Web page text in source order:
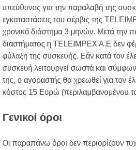
υπεύθυνος για την παραλαβή της
εγκαταστάσεις του σέρβις της
χρονικό διάστημα 3 μηνών. Μετά την
διαστήματος η TELEIMPEX A.E δεν
φύλαξη της συσκευής. Εάν κατά τον
συσκευή λειτουργεί σωστά και
της, ο αγοραστής θα χρεωθεί για τον
κόστος 15 Ευρώ (περιλαμβανομένου
Γενικοί όροι
Οι παραπάνω όροι δεν περιορίζουν